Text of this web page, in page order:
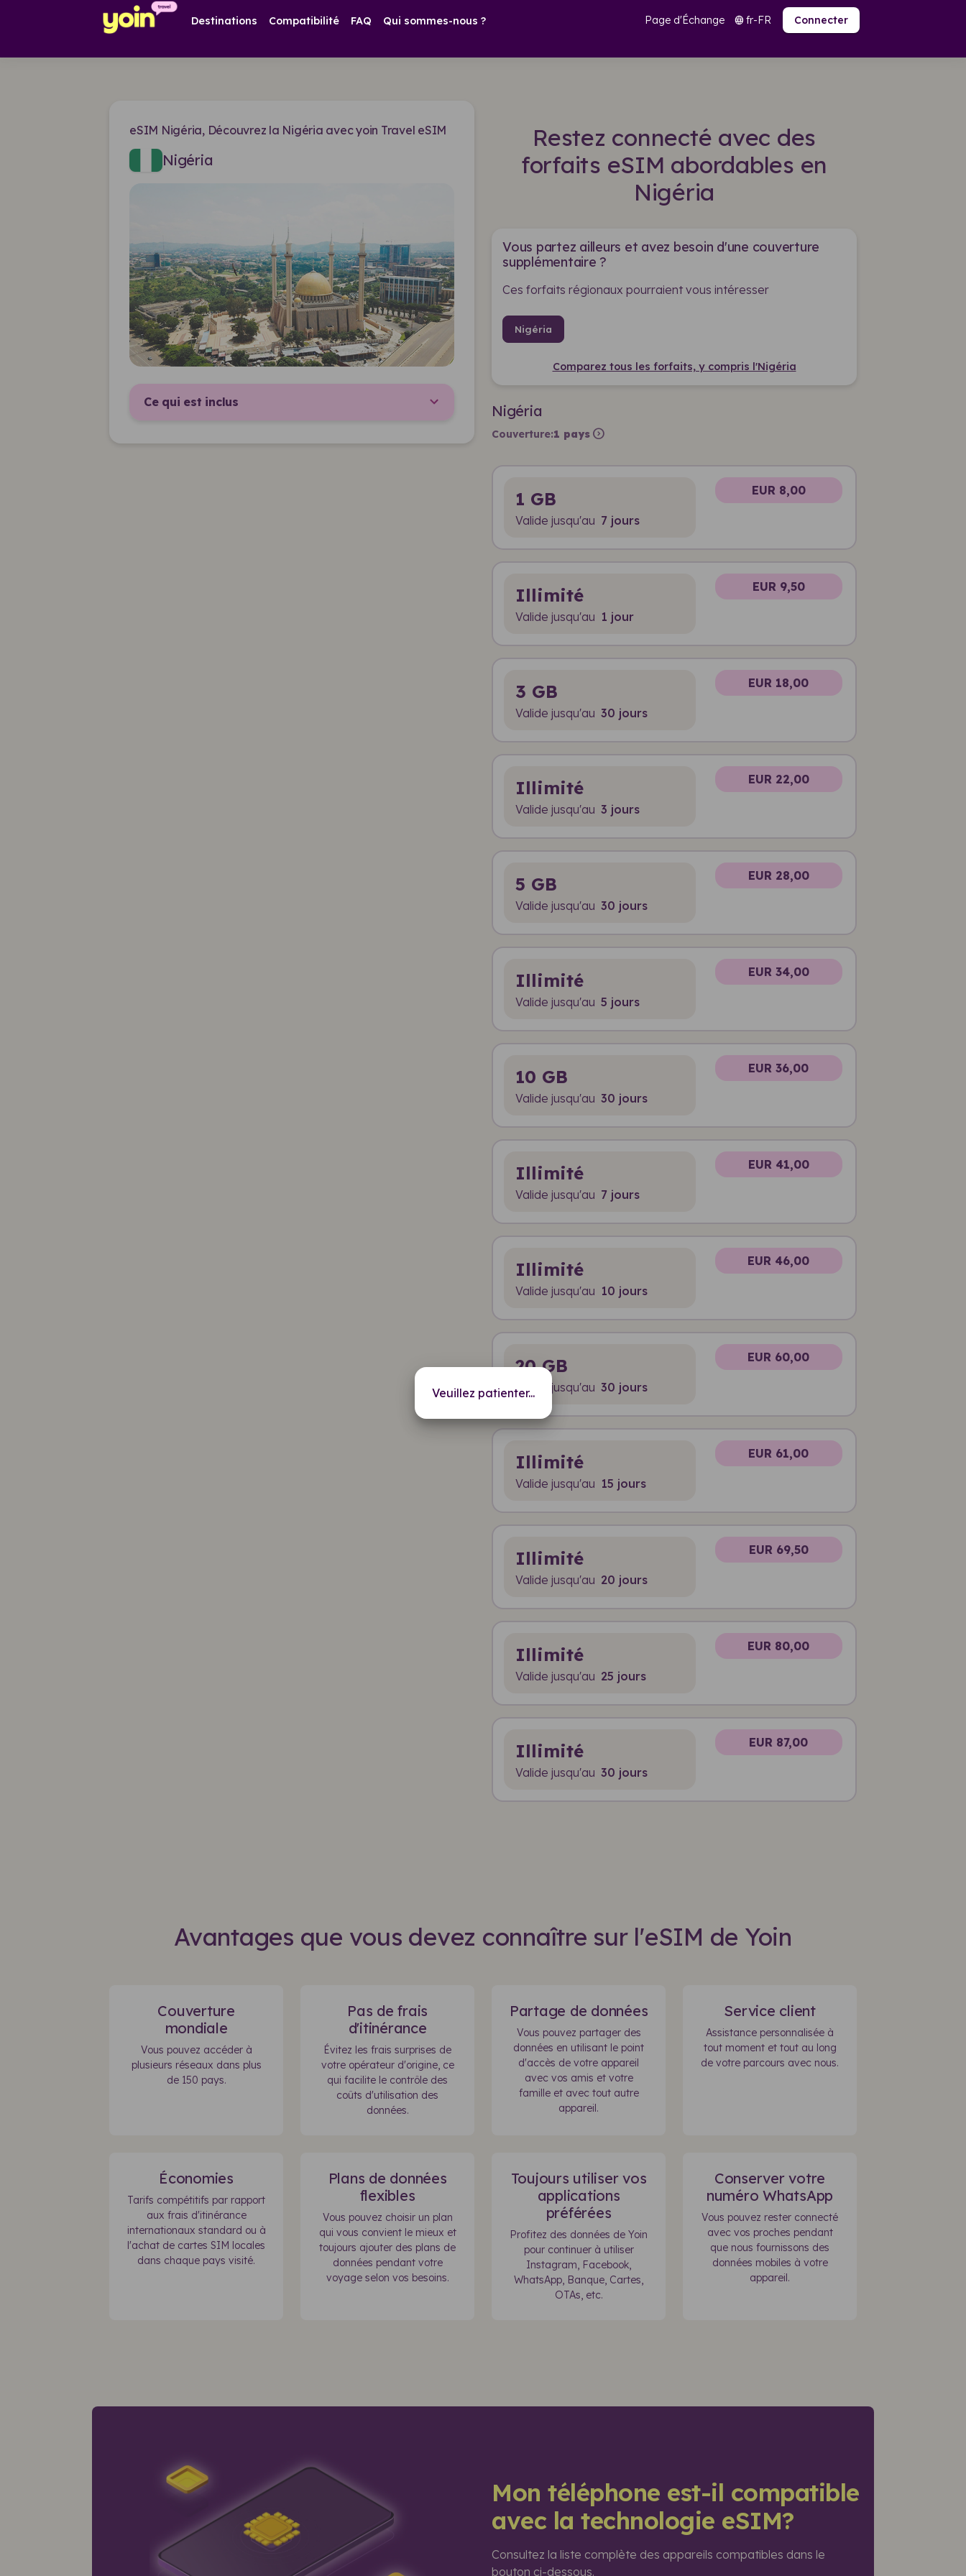
Veuillez patienter...
Destinations Compatibilité FAQ Qui sommes-nous ? Page d'Échange language fr-FR Connecter
eSIM Nigéria, Découvrez la Nigéria avec yoin Travel eSIM
Nigéria
Ce qui est inclus
Restez connecté avec des
forfaits eSIM abordables en
Nigéria
Vous partez ailleurs et avez besoin d'une couverture
supplémentaire ?
Ces forfaits régionaux pourraient vous intéresser
Nigéria
Comparez tous les forfaits, y compris l'Nigéria
Nigéria
Couverture:1 pays expand_circle_right
1 GB
Valide jusqu'au 7 jours
EUR 8,00
Illimité
Valide jusqu'au 1 jour
EUR 9,50
3 GB
Valide jusqu'au 30 jours
EUR 18,00
Illimité
Valide jusqu'au 3 jours
EUR 22,00
5 GB
Valide jusqu'au 30 jours
EUR 28,00
Illimité
Valide jusqu'au 5 jours
EUR 34,00
10 GB
Valide jusqu'au 30 jours
EUR 36,00
Illimité
Valide jusqu'au 7 jours
EUR 41,00
Illimité
Valide jusqu'au 10 jours
EUR 46,00
20 GB
Valide jusqu'au 30 jours
EUR 60,00
Illimité
Valide jusqu'au 15 jours
EUR 61,00
Illimité
Valide jusqu'au 20 jours
EUR 69,50
Illimité
Valide jusqu'au 25 jours
EUR 80,00
Illimité
Valide jusqu'au 30 jours
EUR 87,00
Avantages que vous devez connaître sur l'eSIM de Yoin
Couverture
mondiale
Vous pouvez accéder à
plusieurs réseaux dans plus
de 150 pays.
Pas de frais
d'itinérance
Évitez les frais surprises de
votre opérateur d'origine, ce
qui facilite le contrôle des
coûts d'utilisation des
données.
Partage de données
Vous pouvez partager des
données en utilisant le point
d'accès de votre appareil
avec vos amis et votre
famille et avec tout autre
appareil.
Service client
Assistance personnalisée à
tout moment et tout au long
de votre parcours avec nous.
Économies
Tarifs compétitifs par rapport
aux frais d'itinérance
internationaux standard ou à
l'achat de cartes SIM locales
dans chaque pays visité.
Plans de données
flexibles
Vous pouvez choisir un plan
qui vous convient le mieux et
toujours ajouter des plans de
données pendant votre
voyage selon vos besoins.
Toujours utiliser vos
applications
préférées
Profitez des données de Yoin
pour continuer à utiliser
Instagram, Facebook,
WhatsApp, Banque, Cartes,
OTAs, etc.
Conserver votre
numéro WhatsApp
Vous pouvez rester connecté
avec vos proches pendant
que nous fournissons des
données mobiles à votre
appareil.
Mon téléphone est-il compatible
avec la technologie eSIM?
Consultez la liste complète des appareils compatibles dans le
bouton ci-dessous.